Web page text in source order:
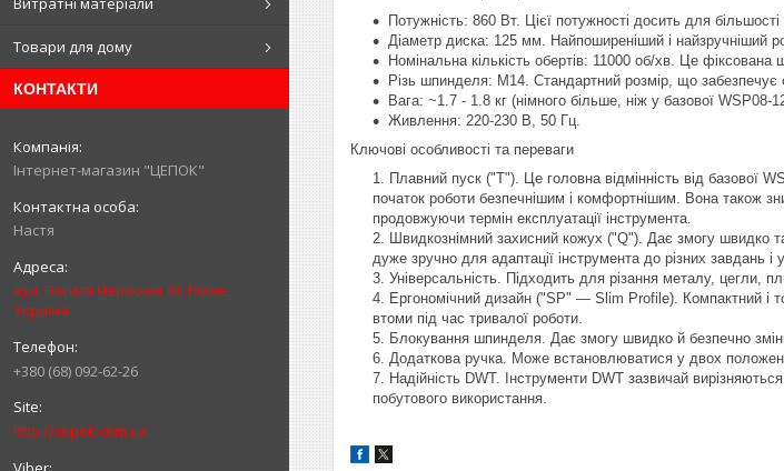
Товари для дому
КОНТАКТИ
Інтернет-магазин "ЦЕПОК"
Настя
вул. Василя Червонія 39, Рівне,
Україна
+380 (68) 092-62-26
http://cepok.com.ua
Потужність: 860 Вт. Цієї потужності досить для
Діаметр диска: 125 мм. Найпоширеніший і найзручніший
Номінальна кількість обертів: 11000 об/хв. Це
Різь шпинделя: M14. Стандартний розмір, що забезпечує
Вага: ~1.7 - 1.8 кг (німного більше, ніж у базової WSP08-
Живлення: 220-230 В, 50 Гц.
Ключові особливості та переваги
Плавний пуск ("T"). Це головна відмінність від базової
початок роботи безпечнішим і комфортнішим. Вона також
продовжуючи термін експлуатації інструмента.
Швидкознімний захисний кожух ("Q"). Дає змогу швидко
дуже зручно для адаптації інструмента до різних завдань і
Універсальність. Підходить для різання металу, цегли,
Ергономічний дизайн ("SP" — Slim Profile). Компактний і
втоми під час тривалої роботи.
Блокування шпинделя. Дає змогу швидко й безпечно
Додаткова ручка. Може встановлюватися у двох
Надійність DWT. Інструменти DWT зазвичай
побутового використання.